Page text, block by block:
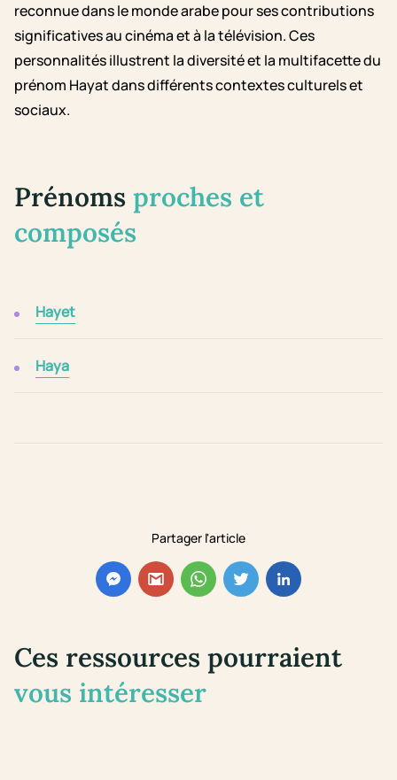
Partager l'article
reconnue dans le monde arabe pour ses contributions
significatives au cinéma et à la télévision. Ces
personnalités illustrent la diversité et la multifacette du
prénom Hayat dans différents contextes culturels et
sociaux.
Prénoms proches et
composés
Hayet
Haya
Ces ressources pourraient
vous intéresser